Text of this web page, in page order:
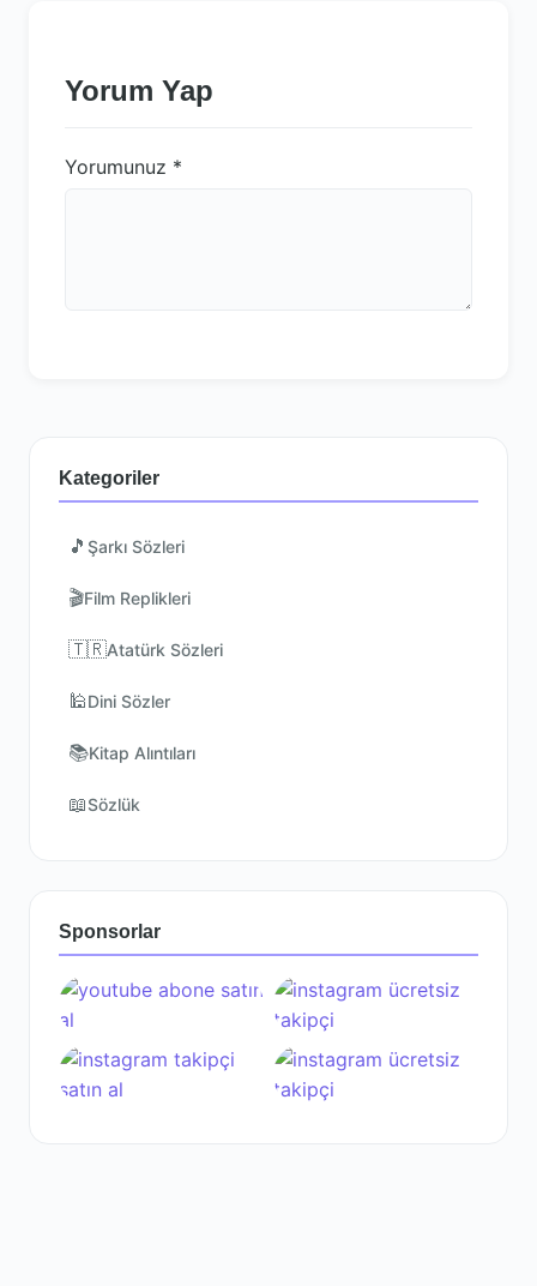
Yorum Yap
Yorumunuz *
Kategoriler
🎵 Şarkı Sözleri
🎬Film Replikleri
🇹🇷Atatürk Sözleri
🕌Dini Sözler
📚Kitap Alıntıları
📖Sözlük
Sponsorlar